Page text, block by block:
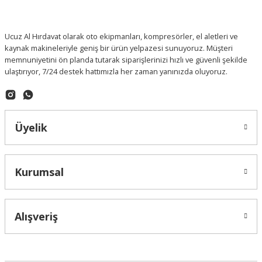
Ucuz Al Hırdavat olarak oto ekipmanları, kompresörler, el aletleri ve
kaynak makineleriyle geniş bir ürün yelpazesi sunuyoruz. Müşteri
memnuniyetini ön planda tutarak siparişlerinizi hızlı ve güvenli şekilde
ulaştırıyor, 7/24 destek hattımızla her zaman yanınızda oluyoruz.
Üyelik
Kurumsal
Alışveriş